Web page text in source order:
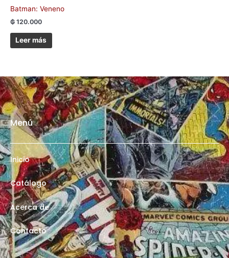
Batman: Veneno
₲ 120.000
Leer más
Menú
Inicio
Catálogo
Acerca de
Contacto